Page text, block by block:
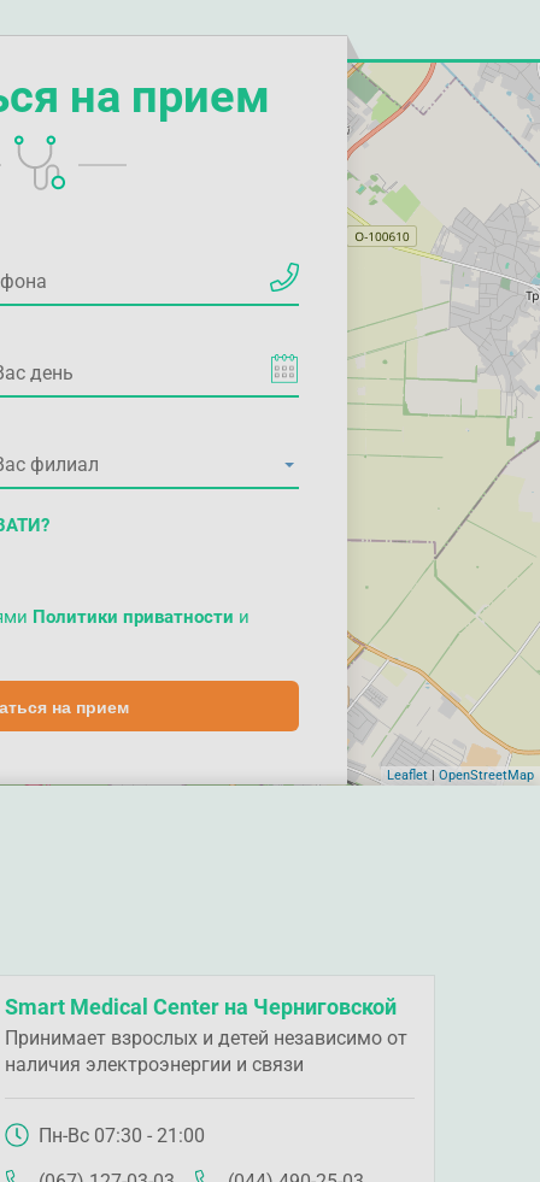
на прием
Политики приватности и
на прием
Leaflet OpenStreetMap
Smart Medical Center на Черниговской
Принимает взрослых и детей независимо от
наличия электроэнергии и связи
Пн-Вс 07:30 - 21:00